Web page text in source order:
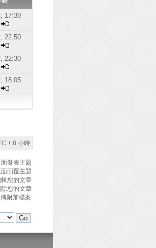
17:39
22:50
22:30
18:05
+ 8 小時
發表主題
回覆主題
您的文章
您的文章
附加檔案